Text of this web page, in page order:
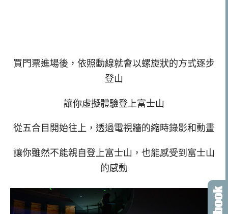
買門票進場後，依照動線就會以螺旋狀的方式逐步
登山
讓你虛擬體驗登上富士山
從五合目開始往上，透過電視牆的縮時錄影和動畫
讓你雖然不能親自登上富士山，也能感受到富士山
的感動